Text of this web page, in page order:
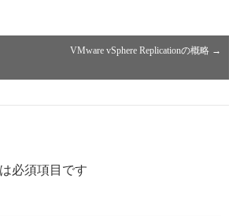
VMware vSphere Replicationの概略 →
必須項目です